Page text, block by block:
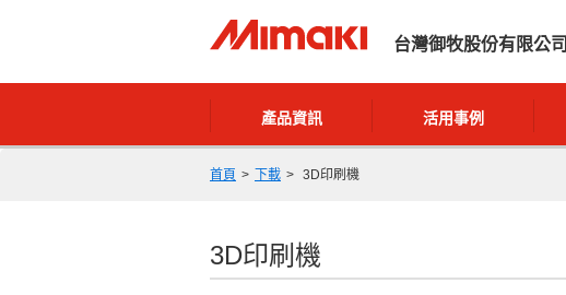
台灣御牧股份有限公司
產品資訊 活用事例
首頁 下載 3D印刷機
3D印刷機